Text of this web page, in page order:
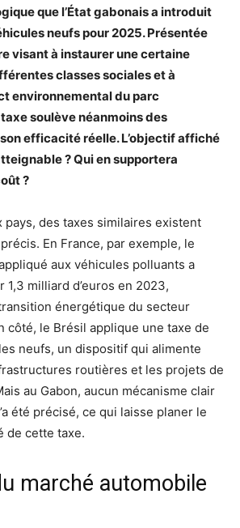
que l’État gabonais a introduit
neufs pour 2025. Présentée
visant à instaurer une certaine
classes sociales et à
environnemental du parc
soulève néanmoins des
efficacité réelle. L’objectif affiché
? Qui en supportera
?
pays, des taxes similaires existent
En France, par exemple, le
aux véhicules polluants a
milliard d’euros en 2023,
énergétique du secteur
côté, le Brésil applique une taxe de
neufs, un dispositif qui alimente
routières et les projets de
au Gabon, aucun mécanisme clair
été précisé, ce qui laisse planer le
de cette taxe.
marché automobile